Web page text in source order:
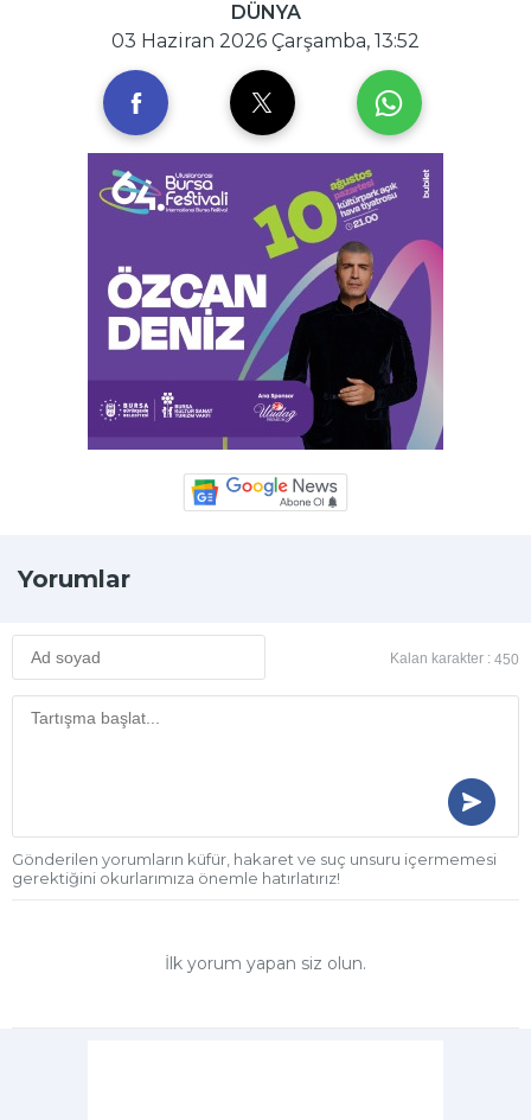
DÜNYA
03 Haziran 2026 Çarşamba, 13:52
Yorumlar
Kalan karakter : 450
Gönderilen yorumların küfür, hakaret ve suç unsuru içermemesi
gerektiğini okurlarımıza önemle hatırlatırız!
İlk yorum yapan siz olun.